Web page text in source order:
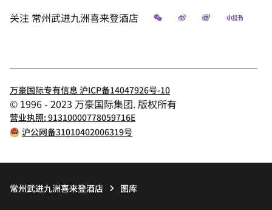
关注 常州武进九洲喜来登酒店 微信 微博 飞猪 小红书
万豪国际专有信息 沪ICP备14047926号-10
© 1996 - 2023 万豪国际集团. 版权所有
营业执照: 91310000778059716E
沪公网备31010402006319号
常州武进九洲喜来登酒店 图库